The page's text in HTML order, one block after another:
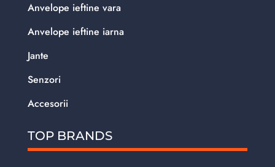
Anvelope ieftine vara
Anvelope ieftine iarna
Jante
Senzori
Accesorii
TOP BRANDS